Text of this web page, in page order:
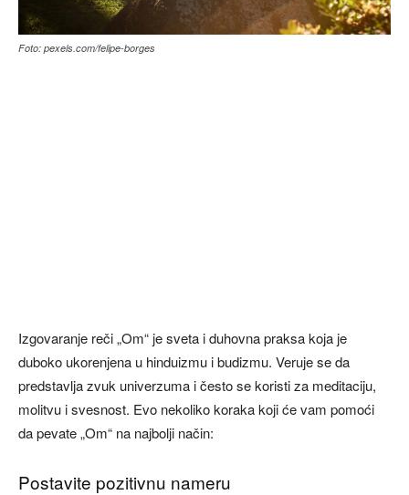
Foto: pexels.com/felipe-borges
Izgovaranje reči „Om“ je sveta i duhovna praksa koja je
duboko ukorenjena u hinduizmu i budizmu. Veruje se da
predstavlja zvuk univerzuma i često se koristi za meditaciju,
molitvu i svesnost. Evo nekoliko koraka koji će vam pomoći
da pevate „Om“ na najbolji način:
Postavite pozitivnu nameru